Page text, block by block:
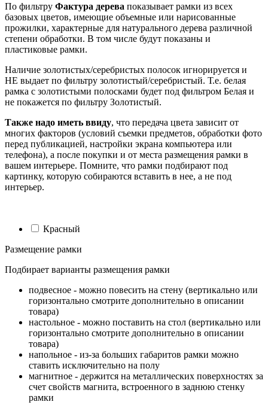
По фильтру Фактура дерева показывает рамки из всех
базовых цветов, имеющие объемные или нарисованные
прожилки, характерные для натурального дерева различной
степени обработки. В том числе будут показаны и
пластиковые рамки.
Наличие золотистых/серебристых полосок игнорируется и
НЕ выдает по фильтру золотистый/серебристый. Т.е. белая
рамка с золотистыми полосками будет под фильтром Белая и
не покажется по фильтру Золотистый.
Также надо иметь ввиду, что передача цвета зависит от
многих факторов (условий съемки предметов, обработки фото
перед публикацией, настройки экрана компьютера или
телефона), а после покупки и от места размещения рамки в
вашем интерьере. Помните, что рамки подбирают под
картинку, которую собираются вставить в нее, а не под
интерьер.
Красный
Размещение рамки
Подбирает варианты размещения рамки
подвесное - можно повесить на стену (вертикально или
горизонтально смотрите дополнительно в описании
товара)
настольное - можно поставить на стол (вертикально или
горизонтально смотрите дополнительно в описании
товара)
напольное - из-за больших габаритов рамки можно
ставить исключительно на полу
магнитное - держится на металлических поверхностях за
счет свойств магнита, встроенного в заднюю стенку
рамки